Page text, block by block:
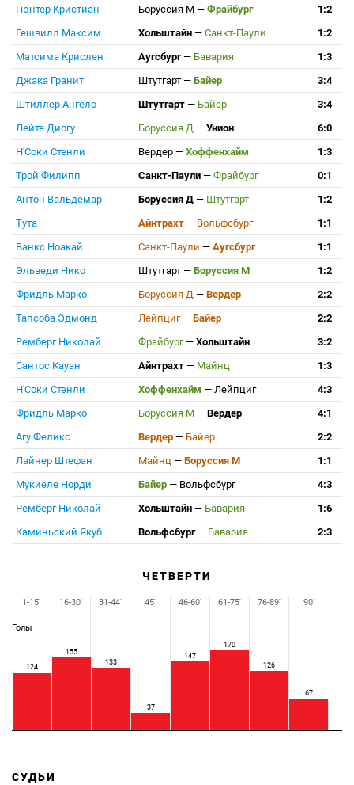
Гюнтер Кристиан Боруссия М — Фрайбург
1:2
Гешвилл Максим
Хольштайн — Санкт-Паули
1:2
Матсима Крислен
Аугсбург — Бавария
1:3
Джака Гранит
Штутгарт — Байер
3:4
Штиллер Ангело
Штутгарт — Байер
3:4
Лейте Диогу
Боруссия Д — Унион
6:0
Н'Соки Стенли
Вердер — Хоффенхайм
1:3
Трой Филипп
Санкт-Паули — Фрайбург
0:1
Антон Вальдемар
Боруссия Д — Штутгарт
1:2
Тута
Айнтрахт — Вольфсбург
1:1
Банкс Ноакай
Санкт-Паули — Аугсбург
1:1
Эльведи Нико
Штутгарт — Боруссия М
1:2
Фридль Марко
Боруссия Д — Вердер
2:2
Тапсоба Эдмонд
Лейпциг — Байер
2:2
Ремберг Николай
Фрайбург — Хольштайн
3:2
Сантос Кауан
Айнтрахт — Майнц
1:3
Н'Соки Стенли
Хоффенхайм — Лейпциг
4:3
Фридль Марко
Боруссия М — Вердер
4:1
Агу Феликс
Вердер — Байер
2:2
Лайнер Штефан
Майнц — Боруссия М
1:1
Мукиеле Норди
Байер — Вольфсбург
4:3
Ремберг Николай
Хольштайн — Бавария
1:6
Каминьский Якуб
Вольфсбург — Бавария 2:3
ЧЕТВЕРТИ
Голы
124
155
133
37
147
170
126
67
1-15' 16-30' 31-44' 45' 46-60' 61-75' 76-89' 90'
СУДЬИ